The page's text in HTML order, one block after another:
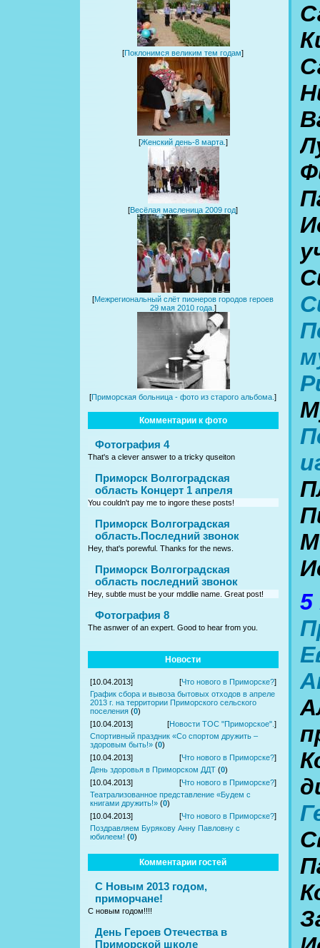
[Поклонимся великим тем годам]
[Женский день-8 марта. ]
[Весёлая масленица 2009 год]
[Межрегиональный слёт пионеров городов героев
29 мая 2010 года. ]
[Приморская больница - фото из старого альбома.]
Комментарии к фото
Фотография 4
That's a clever answer to a tricky quseiton
Приморск Волгоградская
область Концерт 1 апреля
You couldn't pay me to ingore these posts!
Приморск Волгоградская
область.Последний звонок
Hey, that's porewful. Thanks for the news.
Приморск Волгоградская
область последний звонок
Hey, subtle must be your mddlie name. Great post!
Фотография 8
The asnwer of an expert. Good to hear from you.
Новости
[10.04.2013] [Что нового в Приморске?]
График сбора и вывоза бытовых отходов в апреле
2013 г. на территории Приморского сельского
поселения (0)
[10.04.2013]
[Новости ТОС "Приморское". ]
Спортивный праздник «Со спортом дружить –
здоровым быть!» (0)
[10.04.2013]
[Что нового в Приморске?]
День здоровья в Приморском ДДТ (0)
[10.04.2013]
[Что нового в Приморске?]
Театрализованное представление «Будем с
книгами дружить!» (0)
[10.04.2013]
[Что нового в Приморске?]
Поздравляем Бурякову Анну Павловну с
юбилеем! (0)
Комментарии гостей
С Новым 2013 годом,
приморчане!
С новым годом!!!!
День Героев Отечества в
Приморской школе
5